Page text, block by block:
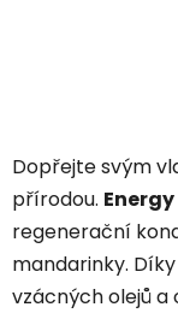
Dopřejte svým
přírodou.
regenerační
mandarinky.
vzácných olejů a